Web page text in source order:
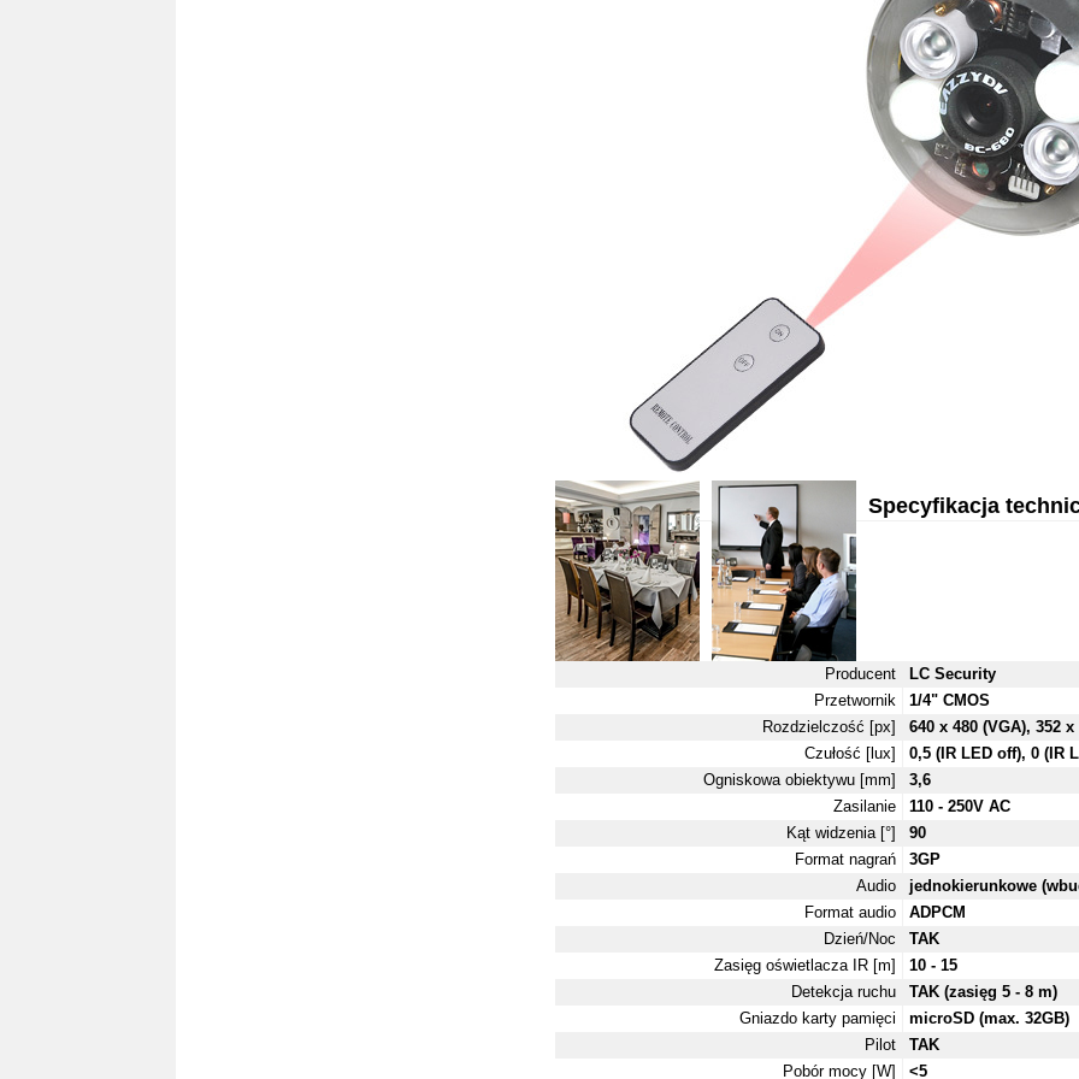
Specyfikacja
Producent
LC Security
Przetwornik
1/4" CMOS
Rozdzielczość [px]
640 x 480 (VGA), 352 x
Czułość [lux]
0,5 (IR LED off), 0 (IR
Ogniskowa obiektywu [mm]
3,6
Zasilanie
110 - 250V AC
Kąt widzenia [°]
90
Format nagrań
3GP
Audio
jednokierunkowe
Format audio
ADPCM
Dzień/Noc
TAK
Zasięg oświetlacza IR [m]
10 - 15
Detekcja ruchu
TAK (zasięg 5 - 8 m)
Gniazdo karty pamięci
microSD (max. 32GB)
Pilot
TAK
Pobór mocy [W]
<5